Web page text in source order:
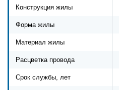
Конструкция жилы
Форма жилы
Материал жилы
Расцветка провода
Срок службы, лет